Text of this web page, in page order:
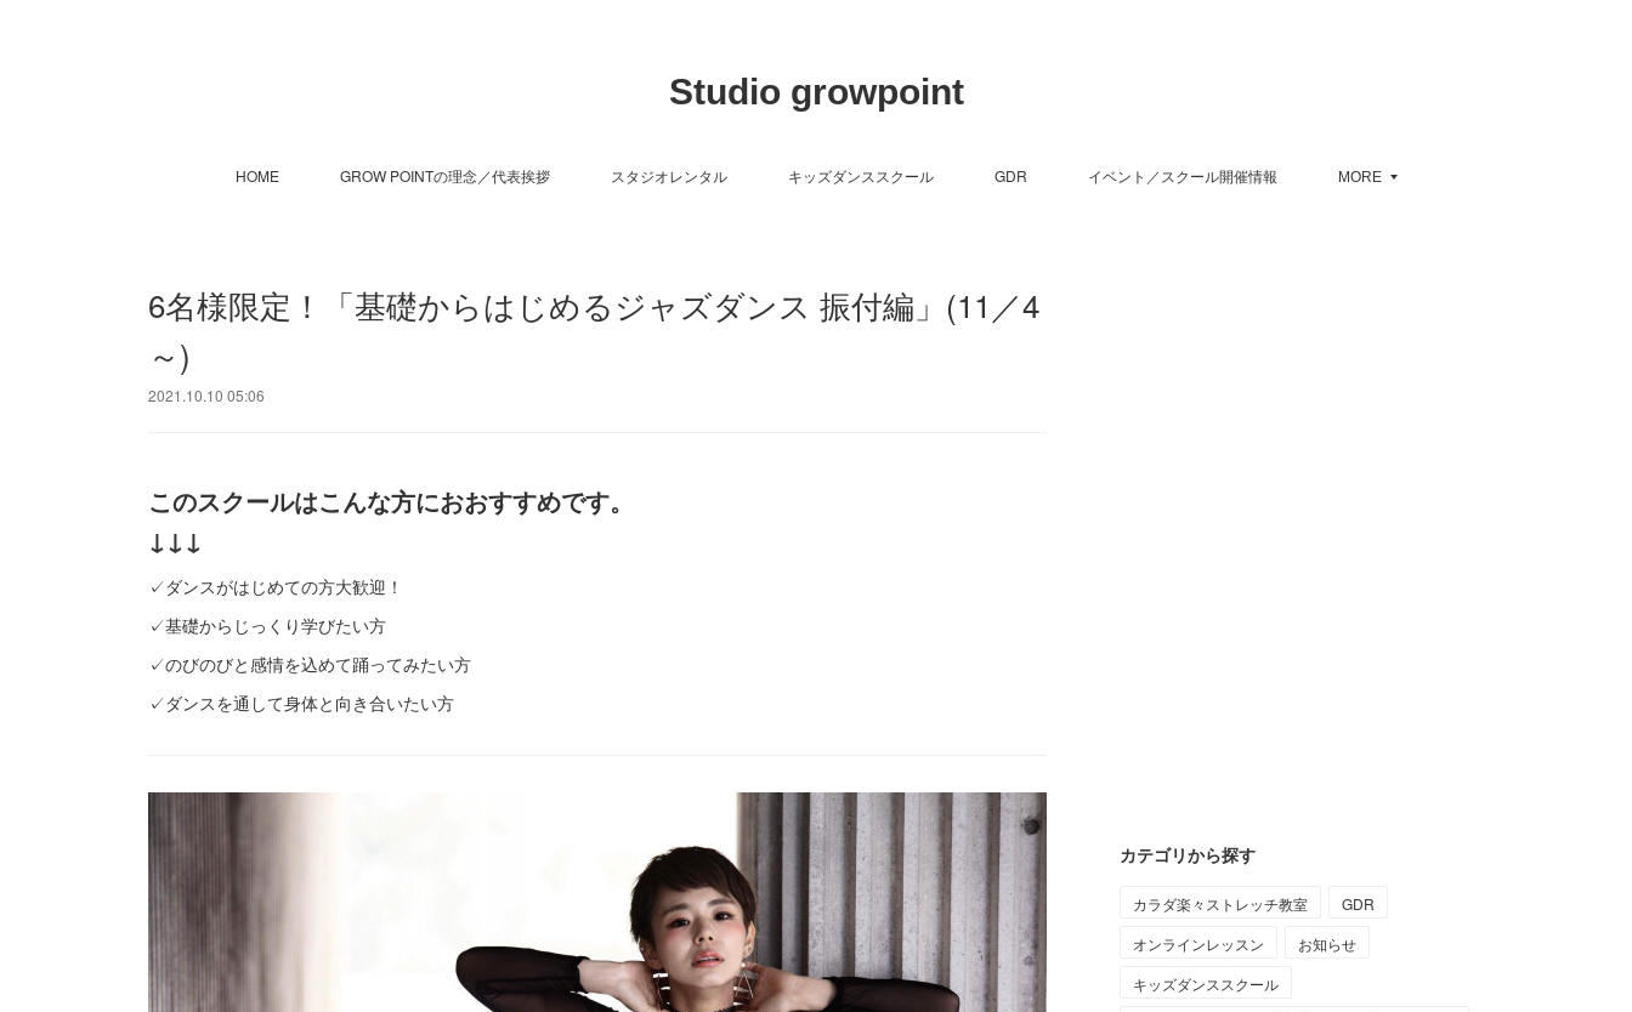
Studio growpoint
HOME GROW POINTの理念／代表挨拶 スタジオレンタル キッズダンススクール GDR イベント／スクール開催情報 MORE
6名様限定！「基礎からはじめるジャズダンス 振付編」(11／4
～)
2021.10.10 05:06
このスクールはこんな方におおすすめです。
↓↓↓
✓ダンスがはじめての方大歓迎！
✓基礎からじっくり学びたい方
✓のびのびと感情を込めて踊ってみたい方
✓ダンスを通して身体と向き合いたい方
カテゴリから探す
カラダ楽々ストレッチ教室
GDR
オンラインレッスン
お知らせ
キッズダンススクール